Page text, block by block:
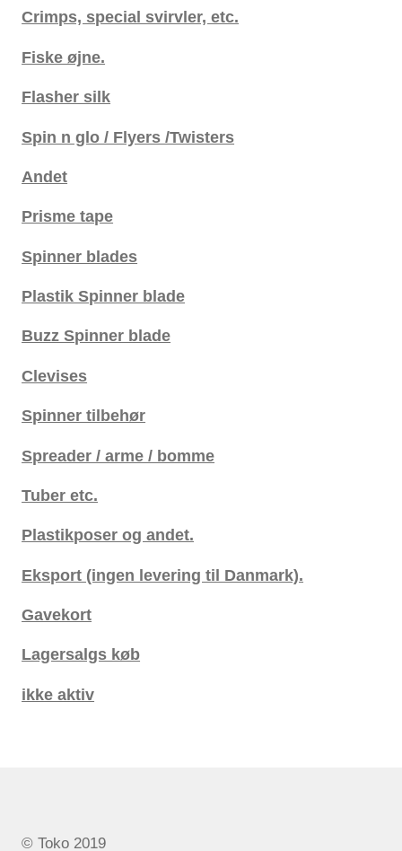
Crimps, special svirvler, etc.
Fiske øjne.
Flasher silk
Spin n glo / Flyers /Twisters
Andet
Prisme tape
Spinner blades
Plastik Spinner blade
Buzz Spinner blade
Clevises
Spinner tilbehør
Spreader / arme / bomme
Tuber etc.
Plastikposer og andet.
Eksport (ingen levering til Danmark).
Gavekort
Lagersalgs køb
ikke aktiv
© Toko 2019